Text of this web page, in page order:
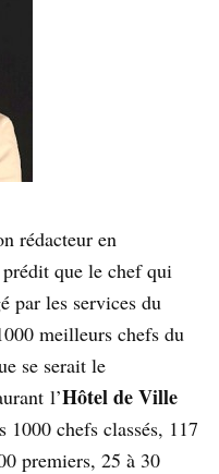
rédacteur en
prédit que le chef qui
par les services du
meilleurs chefs du
se serait le
l’Hôtel de Ville
1000 chefs classés, 117
premiers, 25 à 30